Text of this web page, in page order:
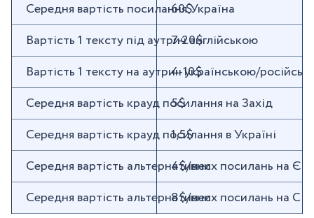
Середня вартість посилання Україна
60$
Вартість 1 тексту під аутрич англійською
7-20$
Вартість 1 тексту на аутрич українською/
4-10$
Середня вартість крауд ​​посилання на Захід
5$
Середня вартість крауд ​​посилання в Україні
1,5$
Середня вартість альтернативних посилань на
4$/мес
Середня вартість альтернативних посилань на
8$/мес